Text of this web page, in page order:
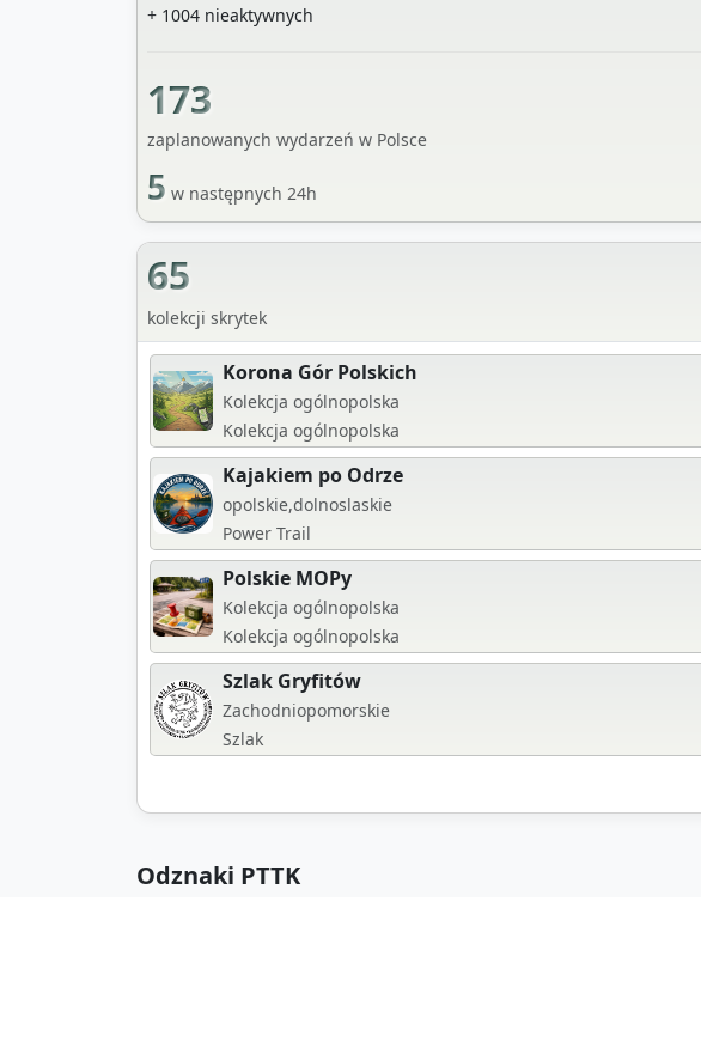
+ 1004 nieaktywnych
173
zaplanowanych wydarzeń w Polsce
5 w następnych 24h
65
kolekcji skrytek
Korona Gór Polskich
Kolekcja ogólnopolska
Kolekcja ogólnopolska
Kajakiem po Odrze
opolskie,dolnoslaskie
Power Trail
Polskie MOPy
Kolekcja ogólnopolska
Kolekcja ogólnopolska
Szlak Gryfitów
Zachodniopomorskie
Szlak
Odznaki PTTK